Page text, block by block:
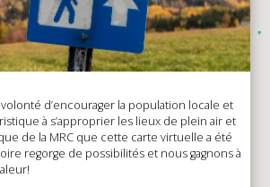
volonté d’encourager la population locale et
à s’approprier les lieux de plein air et
de la MRC que cette carte virtuelle a été
regorge de possibilités et nous gagnons à